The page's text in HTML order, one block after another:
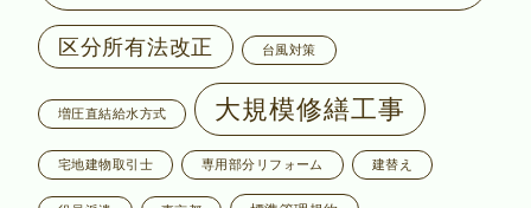
区分所有法改正 台風対策
増圧直結給水方式 大規模修繕工事
宅地建物取引士 専用部分リフォーム 建替え